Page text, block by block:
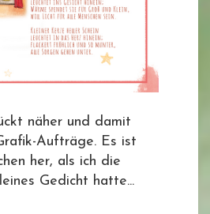
näher und damit
Aufträge. Es ist
her, als ich die
Gedicht hatte...